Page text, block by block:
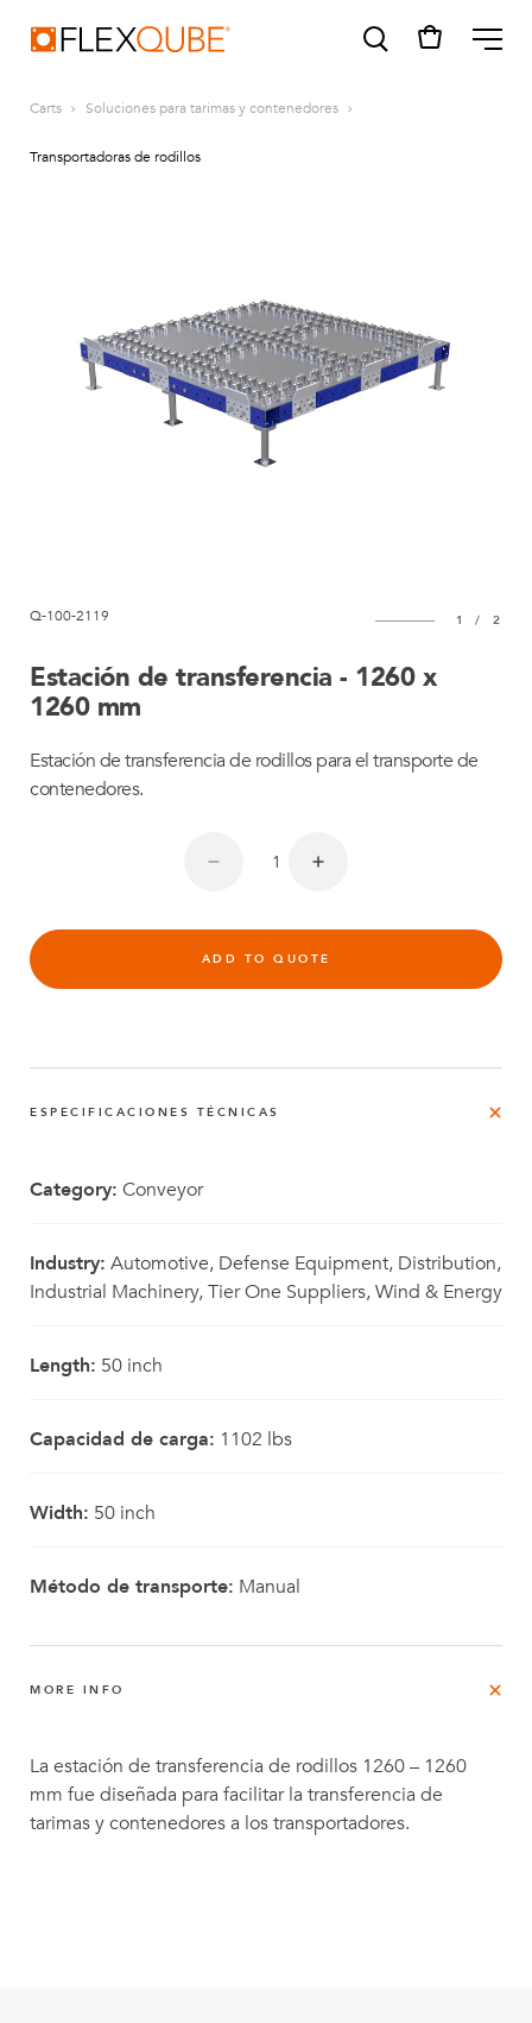
Find a sales person
How do I order?
Carts Soluciones para tarimas y contenedores
Transportadoras de rodillos
Q-100-2119 1 / 2
Estación de transferencia - 1260 x
1260 mm
Estación de transferencia de rodillos para el transporte de
contenedores.
ADD TO QUOTE
ESPECIFICACIONES TÉCNICAS
Category: Conveyor
Industry: Automotive, Defense Equipment, Distribution,
Industrial Machinery, Tier One Suppliers, Wind & Energy
Length: 50 inch
Capacidad de carga: 1102 lbs
Width: 50 inch
Método de transporte: Manual
MORE INFO
La estación de transferencia de rodillos 1260 – 1260
mm fue diseñada para facilitar la transferencia de
tarimas y contenedores a los transportadores.